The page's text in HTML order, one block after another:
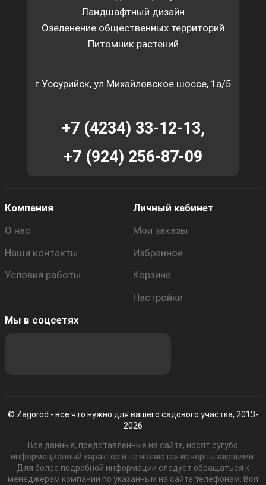
Ландшафтный дизайн
Озеленение общественных территорий
Питомник растений
г.Уссурийск, ул.Михайловское шоссе, 1а/5
+7 (4234) 33-12-13,
+7 (924) 256-87-09
Компания
О нас
Наши контакты
Условия работы
Личный кабинет
Мои заказы
Избранное
Корзина
Настройки
Мы в соцсетях
© Zagorod - все что нужно для вашего садового участка, 2013-
2026
Все данные, представленные на сайте, носят сугубо
информационный характер и не являются исчерпывающими.
Для более подробной информации следует обращаться к
менеджерам компании по указанным на сайте телефонам. Вся